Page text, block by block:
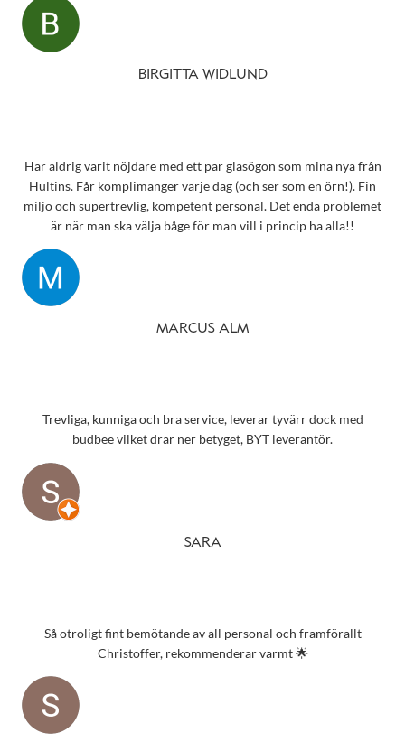
oväntat en underbar gåva – ett sprillans nytt fodral från samma
märke som mina solglasögon! Vilken fantastisk service! Kommer
Snart behöver jag boka tid för en synundersökning och jag vet
BIRGITTA WIDLUND
Har aldrig varit nöjdare med ett par glasögon som mina nya från
Hultins. Får komplimanger varje dag (och ser som en örn!). Fin
miljö och supertrevlig, kompetent personal. Det enda problemet
är när man ska välja båge för man vill i princip ha alla!!
MARCUS ALM
Trevliga, kunniga och bra service, leverar tyvärr dock med
budbee vilket drar ner betyget, BYT leverantör.
SARA
Så otroligt fint bemötande av all personal och framförallt
Christoffer, rekommenderar varmt 🌟